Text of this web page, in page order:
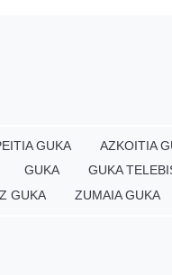
GUKA AZKOITIA
GUKA
GUKA
GUKA
ZUMAIA GUKA